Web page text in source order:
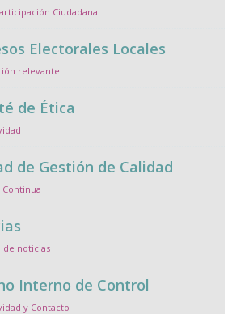
Ciudadana
Electorales Locales
relevante
de Ética
de Gestión de Calidad
de noticias
Interno de Control
y Contacto